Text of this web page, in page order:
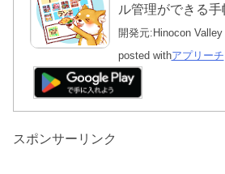
ル管理ができる手
開発元: Hinocon
posted withアプリーチ
スポンサーリンク